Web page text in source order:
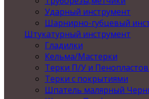
Ударный инструмент
Шарнирно-губцевый
Штукатурный инструмент
Гладилки
Кельма/Мастерки
Терки П/У и
Терки с покрытиями
Шпатель малярный